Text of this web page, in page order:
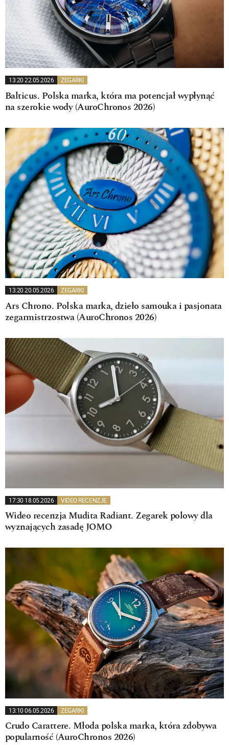
13:20 22.05.2026 ZEGARKI
Balticus. Polska marka, która ma potencjał wypłynąć
na szerokie wody (AuroChronos 2026)
13:20 20.05.2026 ZEGARKI
Ars Chrono. Polska marka, dzieło samouka i pasjonata
zegarmistrzostwa (AuroChronos 2026)
17:30 18.05.2026 VIDEO RECENZJE
Wideo recenzja Mudita Radiant. Zegarek polowy dla
wyznających zasadę JOMO
13:10 06.05.2026 ZEGARKI
Crudo Carattere. Młoda polska marka, która zdobywa
popularność (AuroChronos 2026)